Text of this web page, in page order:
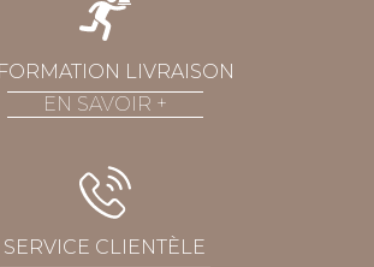
LIVRAISON
EN SAVOIR +
SERVICE CLIENTÈLE